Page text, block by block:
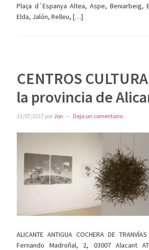
Plaça d´Espanya Altea, Aspe, Beniarbeig,
Elda, Jalón, Relleu, […]
CENTROS
la provincia de
13/07/2017 porJon Deja un comentario
ALICANTE ANTIGUA COCHERA DE
Fernando Madroñal, 2, 03007 Alacant